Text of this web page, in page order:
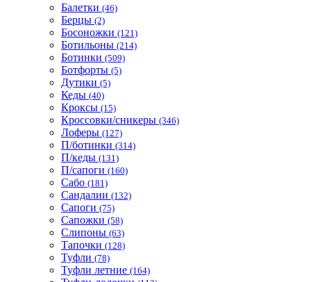
Балетки (46)
Берцы (2)
Босоножки (121)
Ботильоны (214)
Ботинки (509)
Ботфорты (5)
Дутики (5)
Кеды (40)
Кроксы (15)
Кроссовки/сникеры (346)
Лоферы (127)
П/ботинки (314)
П/кеды (131)
П/сапоги (160)
Сабо (181)
Сандалии (132)
Сапоги (75)
Сапожки (58)
Слипоны (63)
Тапочки (128)
Туфли (78)
Туфли летние (164)